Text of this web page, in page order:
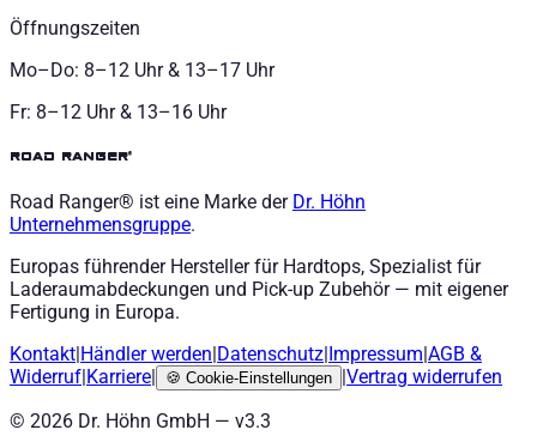
Öffnungszeiten
Mo–Do: 8–12 Uhr & 13–17 Uhr
Fr: 8–12 Uhr & 13–16 Uhr
road ranger®
Road Ranger® ist eine Marke der Dr. Höhn
Unternehmensgruppe.
Europas führender Hersteller für Hardtops, Spezialist für
Laderaumabdeckungen und Pick-up Zubehör — mit eigener
Fertigung in Europa.
Kontakt Händler werden Datenschutz Impressum AGB &
Widerruf Karriere 🍪 Cookie-Einstellungen
Vertrag widerrufen
© 2026 Dr. Höhn GmbH — v3.3